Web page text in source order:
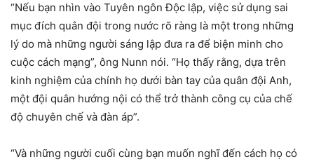
“Nếu bạn nhìn vào Tuyên ngôn Độc lập, việc sử dụng sai
mục đích quân đội trong nước rõ ràng là một trong những
lý do mà những người sáng lập đưa ra để biện minh cho
cuộc cách mạng”, ông Nunn nói. “Họ thấy rằng, dựa trên
kinh nghiệm của chính họ dưới bàn tay của quân đội Anh,
một đội quân hướng nội có thể trở thành công cụ của chế
độ chuyên chế và đàn áp”.
“Và những người cuối cùng bạn muốn nghĩ đến cách họ có